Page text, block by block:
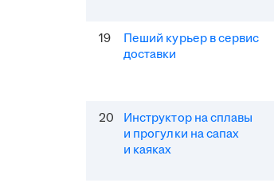
19
Пеший курьер в сервис
доставки
20
Инструктор на сплавы
и прогулки на сапах
и каяках